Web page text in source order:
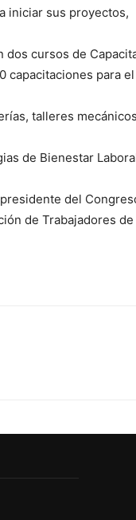
iniciar sus proyectos,
cursos de
capacitaciones para el
talleres
de Bienestar
del
de Trabajadores de